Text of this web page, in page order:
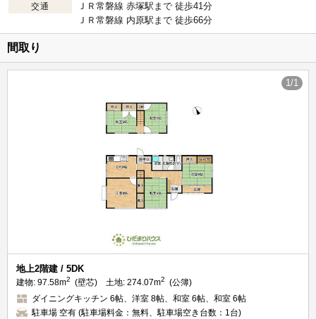
交通
ＪＲ常磐線 赤塚駅まで 徒歩41分
ＪＲ常磐線 内原駅まで 徒歩66分
間取り
1/1
地上2階建 / 5DK
建物: 97.58m2 (壁芯) 土地: 274.07m2
(公簿)
ダイニングキッチン 6帖、洋室 8帖、和室 6帖、和室 6帖
駐車場 空有 (駐車場料金：無料、駐車場空き台数：1台)